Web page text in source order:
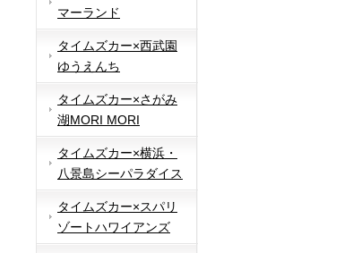
マーランド
タイムズカー×西武園
ゆうえんち
タイムズカー×さがみ
湖MORI MORI
タイムズカー×横浜・
八景島シーパラダイス
タイムズカー×スパリ
ゾートハワイアンズ